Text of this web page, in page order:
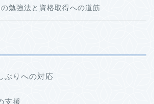
勉強法と資格取得への道筋
ぶりへの対応
支援